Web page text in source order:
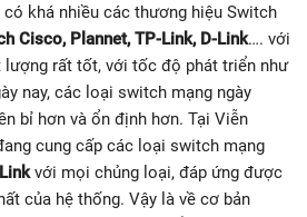
khá nhiều các thương hiệu Switch
Cisco, Plannet, TP-Link, D-Link…. với
lượng rất tốt, với tốc độ phát triển như
nay, các loại switch mạng ngày
bỉ hơn và ổn định hơn. Tại Viễn
cung cấp các loại switch mạng
với mọi chủng loại, đáp ứng được
của hệ thống. Vậy là về cơ bản